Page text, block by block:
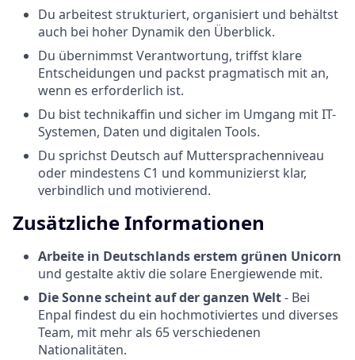
Du arbeitest strukturiert, organisiert und behältst
auch bei hoher Dynamik den Überblick.
Du übernimmst Verantwortung, triffst klare
Entscheidungen und packst pragmatisch mit an,
wenn es erforderlich ist.
Du bist technikaffin und sicher im Umgang mit IT-
Systemen, Daten und digitalen Tools.
Du sprichst Deutsch auf Muttersprachenniveau
oder mindestens C1 und kommunizierst klar,
verbindlich und motivierend.
Zusätzliche Informationen
Arbeite in Deutschlands erstem grünen Unicorn
und gestalte aktiv die solare Energiewende mit.
Die Sonne scheint auf der ganzen Welt- Bei
Enpal findest du ein hochmotiviertes und diverses
Team, mit mehr als 65 verschiedenen
Nationalitäten.